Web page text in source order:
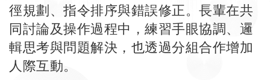
徑規劃、指令排序與錯誤修正。長輩在共
同討論及操作過程中，練習手眼協調、邏
輯思考與問題解決，也透過分組合作增加
人際互動。